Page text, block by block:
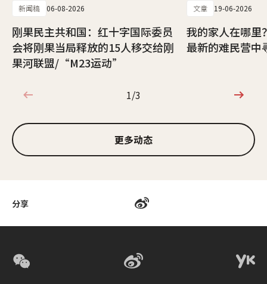
分享
新闻稿 06-08-2026
刚果民主共和国：红十字国际委员
会将刚果当局释放的15人移交给刚
果河联盟/“M23运动”
文章 19-06-2026
我的家人在哪里
最新的难民营中
1/3
1/3
更多动态